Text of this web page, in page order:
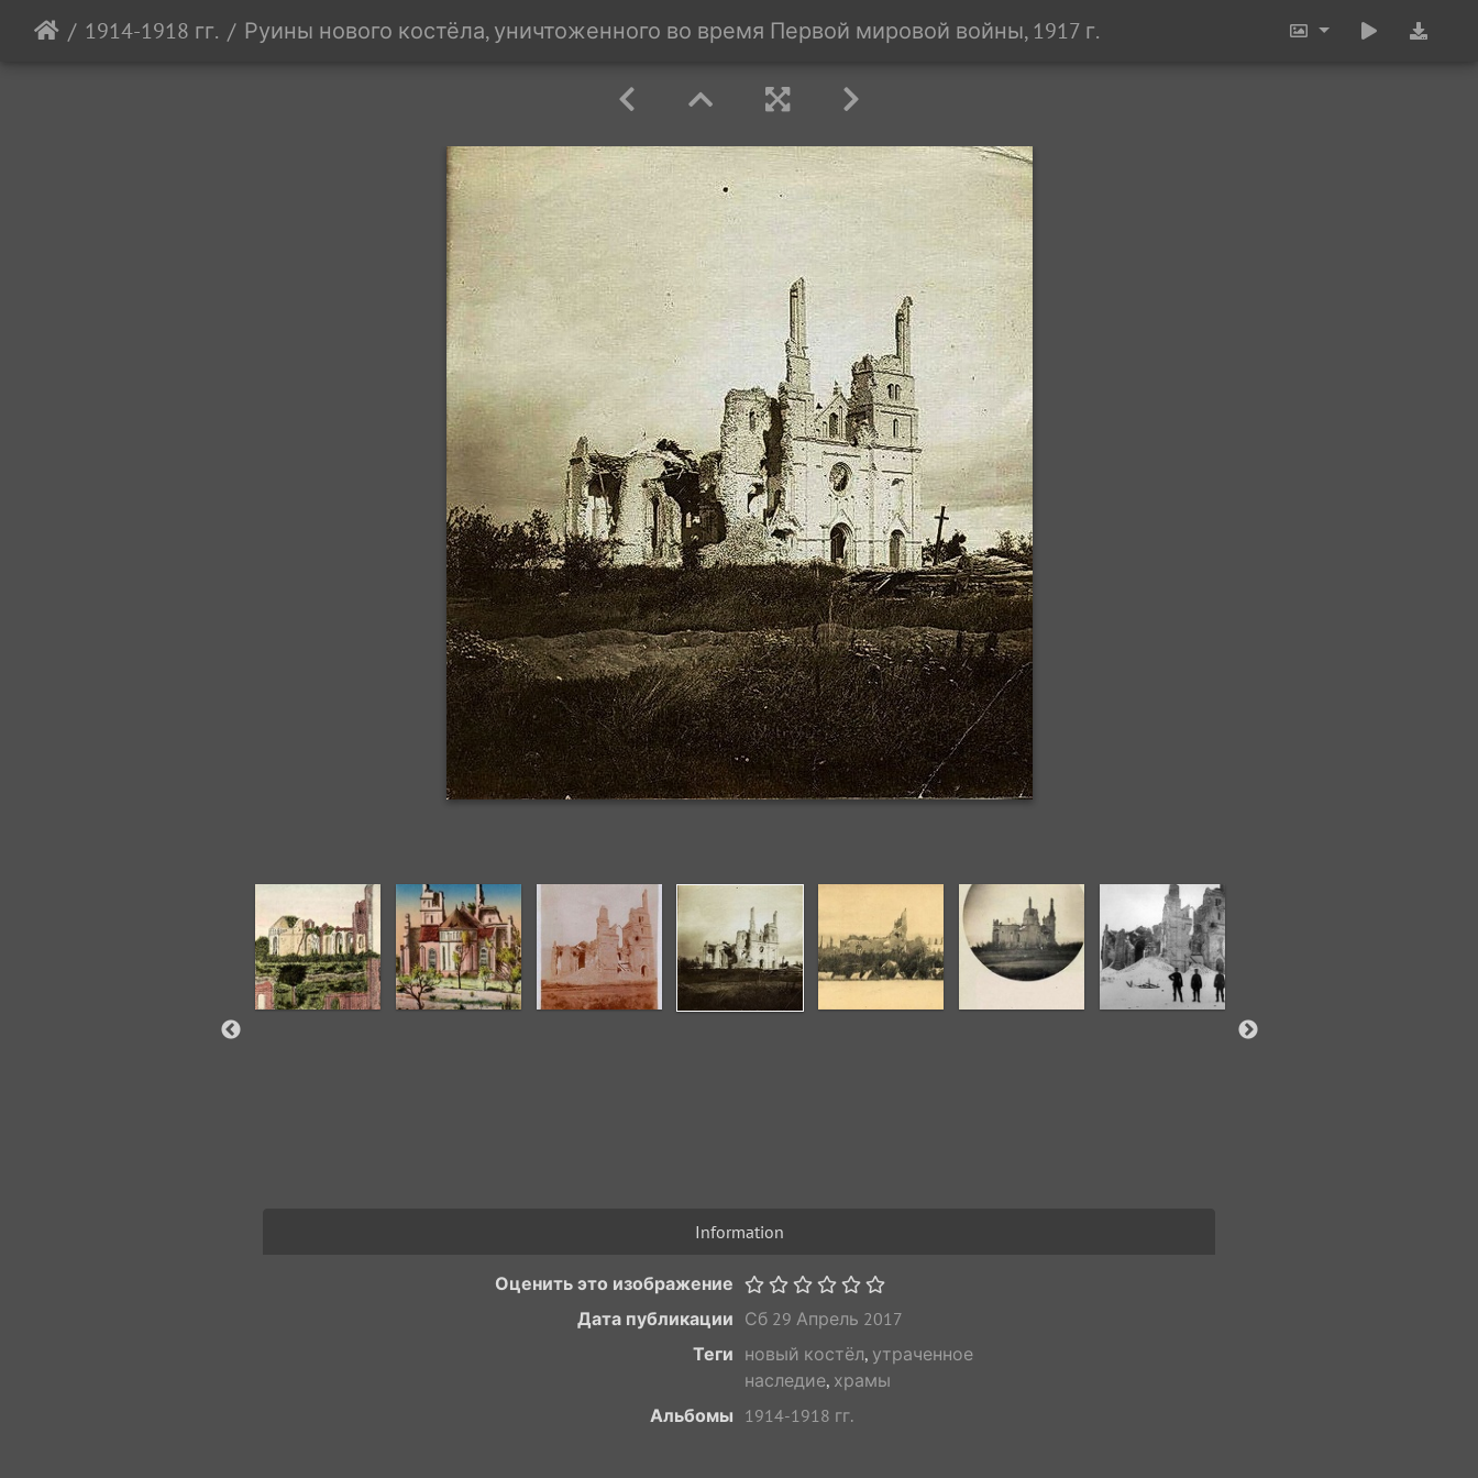
1914-1918 гг. Руины нового костёла, уничтоженного во время Первой мировой войны, 1917 г.
Information
Оценить это изображение
Дата публикации Сб 29 Апрель 2017
Теги новый костёл, утраченное
наследие, храмы
Альбомы 1914-1918 гг.